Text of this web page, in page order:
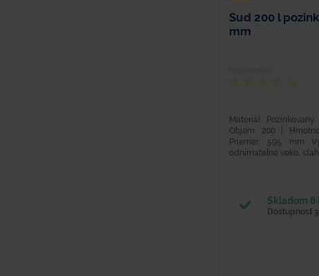
Sud 200 l
mm
Materiál:
Objem: 200 l
Priemer: 595 mm
odnímateľné veko,
Skladom 8
Dostupnosť